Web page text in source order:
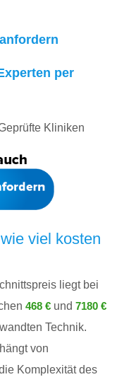
per
Kliniken
viel kosten
liegt bei
468 € und 7180 €
Technik.
von
Komplexität des